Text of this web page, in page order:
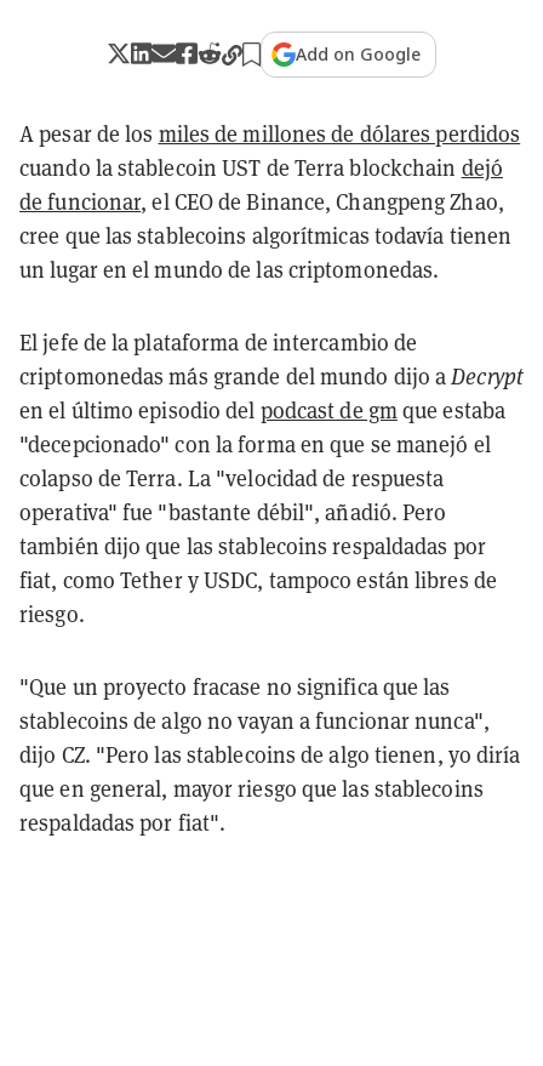
Add on Google
A pesar de los miles de millones de dólares perdidos
cuando la stablecoin UST de Terra blockchain dejó
de funcionar, el CEO de Binance, Changpeng Zhao,
cree que las stablecoins algorítmicas todavía tienen
un lugar en el mundo de las criptomonedas.
El jefe de la plataforma de intercambio de
criptomonedas más grande del mundo dijo aDecrypt
en el último episodio del podcast de gmque estaba
"decepcionado" con la forma en que se manejó el
colapso de Terra. La "velocidad de respuesta
operativa" fue "bastante débil", añadió. Pero
también dijo que las stablecoins respaldadas por
fiat, como Tether y USDC, tampoco están libres de
riesgo.
"Que un proyecto fracase no significa que las
stablecoins de algo no vayan a funcionar nunca",
dijo CZ. "Pero las stablecoins de algo tienen, yo diría
que en general, mayor riesgo que las stablecoins
respaldadas por fiat".